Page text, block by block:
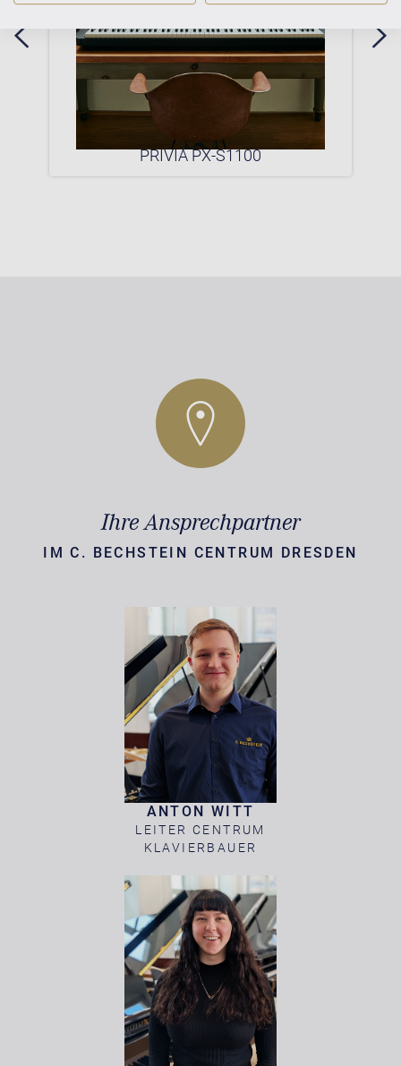
PRIVIA PX-S1100
Ihre Ansprechpartner
IM C. BECHSTEIN CENTRUM DRESDEN
ANTON WITT
LEITER CENTRUM
KLAVIERBAUER